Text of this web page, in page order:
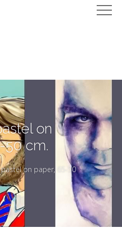
on
50 cm.
on paper, 65-50